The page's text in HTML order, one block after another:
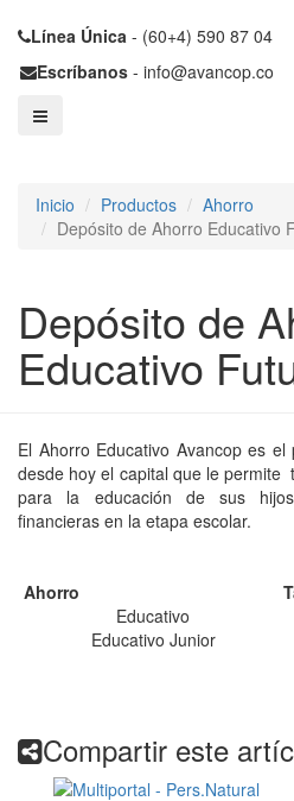
Línea Única - (60+4) 590 87 04
Escríbanos - info@avancop.co
Inicio Productos
Ahorro
Depósito de Ahorro Educativo
Depósito de
Educativo
El Ahorro Educativo Avancop es
desde hoy el capital que le permite
para la educación de sus
financieras en la etapa escolar.
Ahorro
Educativo
Educativo Junior
Compartir este